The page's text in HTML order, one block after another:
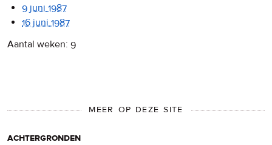
9 juni 1987
16 juni 1987
Aantal weken: 9
MEER OP DEZE SITE
achtergronden